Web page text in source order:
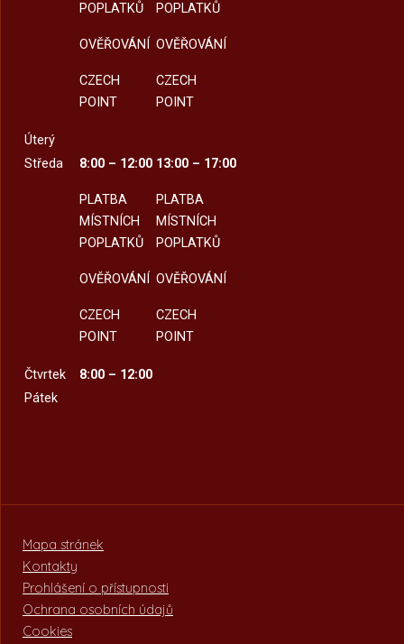
POPLATKŮ
OVĚŘOVÁNÍ
CZECH
POINT
POPLATKŮ
OVĚŘOVÁNÍ
CZECH
POINT
Úterý
Středa
8:00 – 12:00
PLATBA
MÍSTNÍCH
POPLATKŮ
OVĚŘOVÁNÍ
CZECH
POINT
13:00 – 17:00
PLATBA
MÍSTNÍCH
POPLATKŮ
OVĚŘOVÁNÍ
CZECH
POINT
Čtvrtek
8:00 – 12:00
Pátek
Mapa stránek
Kontakty
Prohlášení o přístupnosti
Ochrana osobních údajů
Cookies